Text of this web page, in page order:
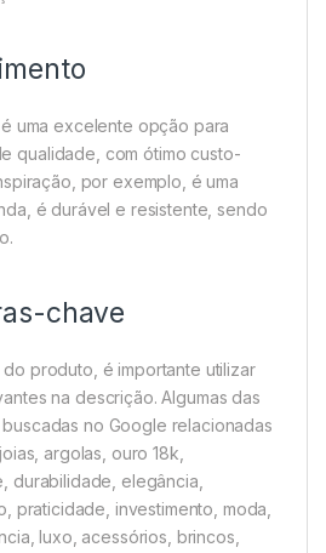
uma excelente opção para
qualidade, com ótimo custo-
por exemplo, é uma
é durável e resistente, sendo
chave
do produto, é importante utilizar
na descrição. Algumas das
no Google relacionadas
argolas, ouro 18k,
durabilidade, elegância,
praticidade, investimento, moda,
luxo, acessórios, brincos,